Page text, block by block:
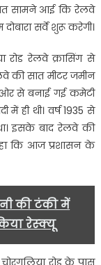
की
सात
जमीन……
सामने आई कि रेलवे
सर्वे शुरू करेगी।
रोड रेलवे क्रासिंग से
की सात मीटर जमीन
से बनाई गई कमेटी
ही थी। वर्ष 1935 से
इसके बाद रेलवे की
कि आज प्रशासन के
की टंकी में
रेस्क्यू
रोड के पास